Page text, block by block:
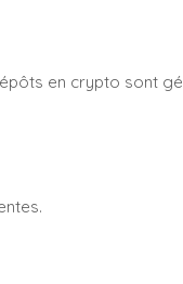
en crypto sont